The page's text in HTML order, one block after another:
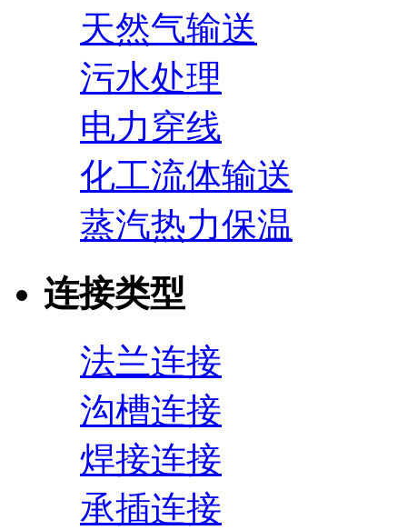
天然气输送
污水处理
电力穿线
化工流体输送
蒸汽热力保温
连接类型
法兰连接
沟槽连接
焊接连接
承插连接